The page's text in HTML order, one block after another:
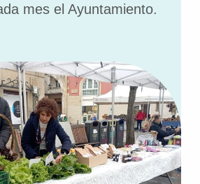
mes el Ayuntamiento.